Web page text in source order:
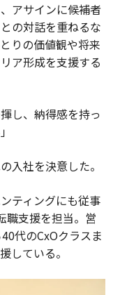
アサインに候補者
の対話を重ねるな
りの価値観や将来
ア形成を支援する
し、納得感を持っ
入社を決意した。
ティングにも従事
職支援を担当。営
代のCxOクラスま
している。